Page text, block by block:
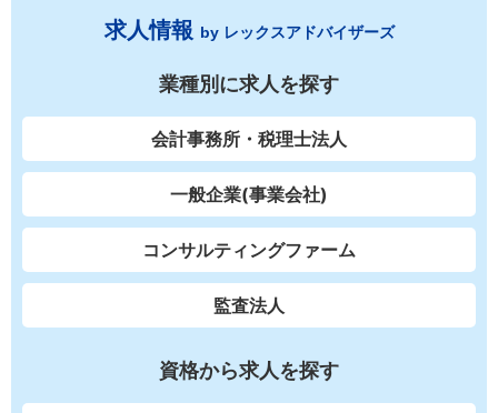
求人情報 by レックスアドバイザーズ
業種別に求人を探す
会計事務所・税理士法人
一般企業(事業会社)
コンサルティングファーム
監査法人
資格から求人を探す